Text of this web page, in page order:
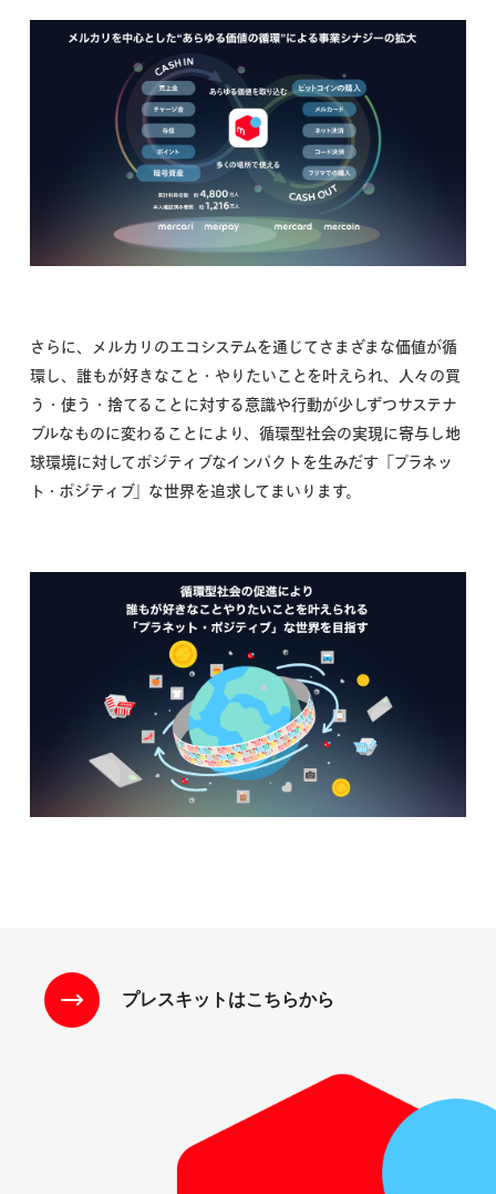
さらに、メルカリのエコシステムを通じてさまざまな価値が循
環し、誰もが好きなこと・やりたいことを叶えられ、人々の買
う・使う・捨てることに対する意識や行動が少しずつサステナ
ブルなものに変わることにより、循環型社会の実現に寄与し地
球環境に対してポジティブなインパクトを生みだす「プラネッ
ト・ポジティブ」な世界を追求してまいります。
プレスキットはこちらから